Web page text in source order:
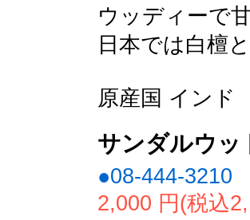
ウッディーで
日本では白檀
原産国 インド
サンダルウッ
●08-444-3210
2,000 円(税込